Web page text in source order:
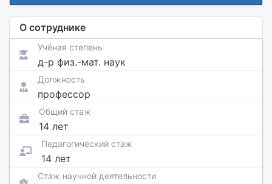
О сотруднике
Учёная степень
д-р физ.-мат. наук
Должность
профессор
Общий стаж
14 лет
Педагогический стаж
14 лет
Стаж научной деятельности